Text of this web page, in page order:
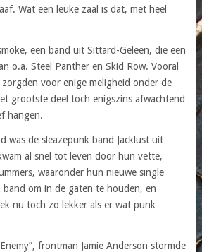
Wat een leuke zaal is dat, met heel
een band uit Sittard-Geleen, die een
o.a. Steel Panther en Skid Row. Vooral
voor enige meligheid onder de
grootste deel toch enigszins afwachtend
hangen.
was de sleazepunk band Jacklust uit
al snel tot leven door hun vette,
waaronder hun nieuwe single
band om in de gaten te houden, en
nu toch zo lekker als er wat punk
frontman Jamie Anderson stormde